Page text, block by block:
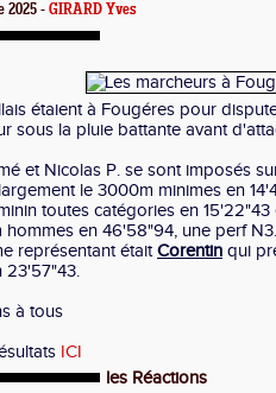
2025 - GIRARD Yves
étaient à Fougéres pour
sous la pluie battante avant
et Nicolas P. se sont imposés
le 3000m minimes en
toutes catégories en
hommes en 46'58"94, une perf N3.
représentant étaitCorentin qui
23'57"43.
à tous
ICI
les Réactions